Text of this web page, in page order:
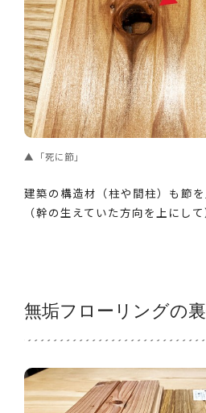
「死に節」
建築の構造材（柱や間柱）も節
（幹の生えていた方向を上にし
無垢フローリングの